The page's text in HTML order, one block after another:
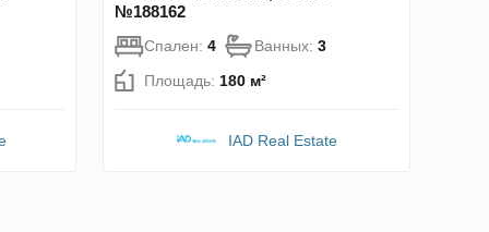
№188162
Спален: 4 Ванных: 3
Площадь: 180 м²
IAD Real Estate